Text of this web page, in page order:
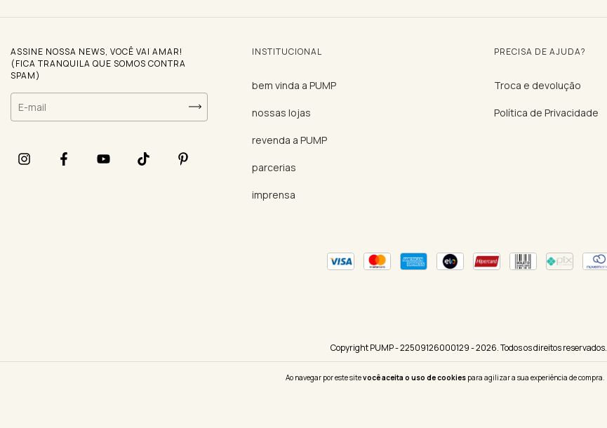
Ao navegar por este sitevocê aceita o uso de cookies para agilizar a sua experiência de compra.
ASSINE NOSSA NEWS, VOCÊ VAI AMAR!
(FICA TRANQUILA QUE SOMOS CONTRA
SPAM)
INSTITUCIONAL
bem vinda a PUMP
nossas lojas
revenda a PUMP
parcerias
imprensa
PRECISA DE AJUDA?
Troca e devolução
Política de Privacidade
Copyright PUMP - 22509126000129 - 2026. Todos os direitos reservados.